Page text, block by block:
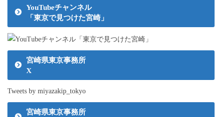
YouTubeチャンネル
「東京で見つけた宮崎」
宮崎県東京事務所
X
Tweets by miyazakip_tokyo
宮崎県東京事務所